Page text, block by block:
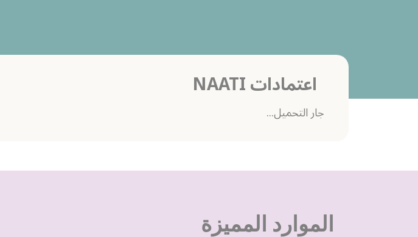
اعتمادات NAATI
جار التحميل...
الموارد المميزة